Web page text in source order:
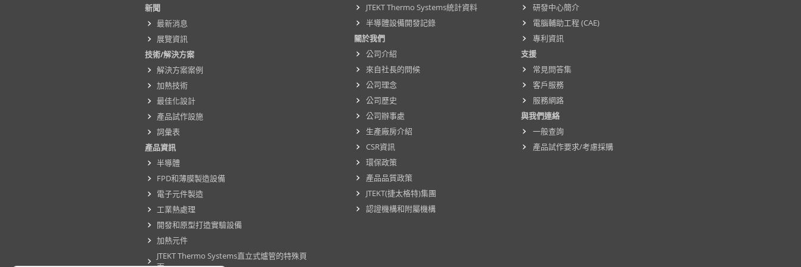
新聞
最新消息
展覽資訊
技術/解決方案
解決方案案例
加熱技術
最佳化設計
產品試作設施
詞彙表
產品資訊
半導體
FPD和薄膜製造設備
電子元件製造
工業熱處理
開發和原型打造實驗設備
加熱元件
JTEKT Thermo Systems直立式爐管的特殊頁
JTEKT Thermo Systems統計資料
半導體設備開發記錄
關於我們
公司介紹
來自社長的問候
公司理念
公司歷史
公司辦事處
生產廠房介紹
CSR資訊
環保政策
產品品質政策
JTEKT(捷太格特)集團
認證機構和附屬機構
研發中心簡介
電腦輔助工程 (CAE)
專利資訊
支援
常見問答集
客戶服務
服務網路
與我們連絡
一般查詢
產品試作要求/考慮採購